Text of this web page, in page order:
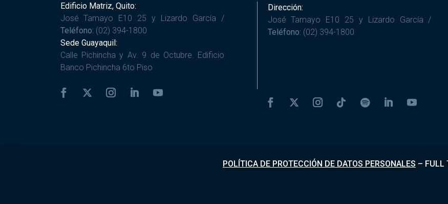
Edificio Matriz, Quito:
José Tamayo E10 25 y Lizardo García /
Teléfono: (02) 394-1800
Sede Guayaquil:
Calle Pichincha y Av. 9 de Octubre. Edificio
Banco Pichincha 6to Piso
Dirección:
José Tamayo E10 25 y Lizardo García /
Teléfono: (02) 394-1800
POLÍTICA DE PROTECCIÓN DE DATOS PERSONALES – FULL